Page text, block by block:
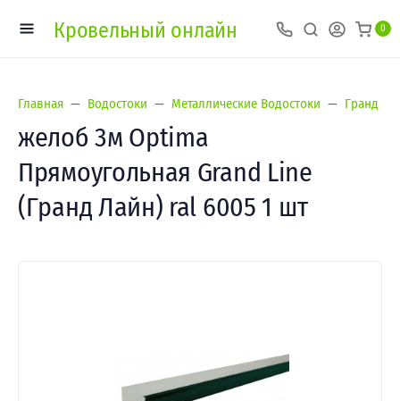
Кровельный онлайн 0
Главная Водостоки Металлические Водостоки Гранд
желоб 3м Optima
Прямоугольная Grand Line
(Гранд Лайн) ral 6005 1 шт